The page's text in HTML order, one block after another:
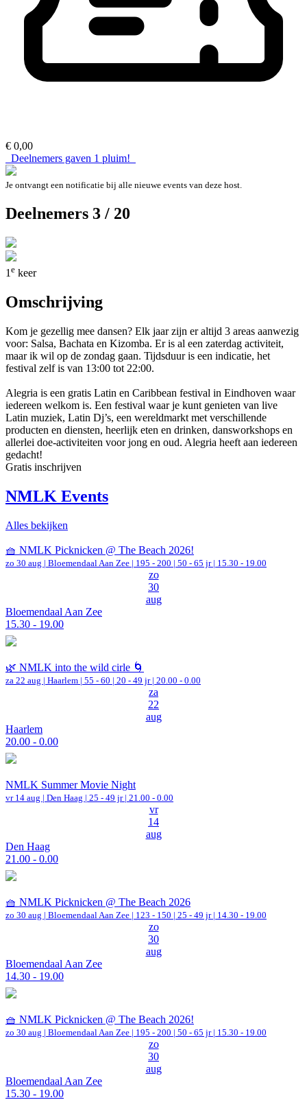
€ 0,00
Deelnemers gaven 1 pluim!
Je ontvangt een notificatie bij alle nieuwe events van deze host.
Deelnemers 3 / 20
1 e keer
Omschrijving
Kom je gezellig mee dansen? Elk jaar zijn er altijd 3 areas aanwezig
voor: Salsa, Bachata en Kizomba. Er is al een zaterdag activiteit,
maar ik wil op de zondag gaan. Tijdsduur is een indicatie, het
festival zelf is van 13:00 tot 22:00.
Alegria is een gratis Latin en Caribbean festival in Eindhoven waar
iedereen welkom is. Een festival waar je kunt genieten van live
Latin muziek, Latin Dj’s, een wereldmarkt met verschillende
producten en diensten, heerlijk eten en drinken, dansworkshops en
allerlei doe-activiteiten voor jong en oud. Alegria heeft aan iedereen
gedacht!
Gratis inschrijven
NMLK Events
Alles bekijken
🧺 NMLK Picknicken @ The Beach 2026!
zo 30 aug | Bloemendaal Aan Zee | 195 - 200 | 50 - 65 jr | 15.30 - 19.00
zo
30
aug
Bloemendaal Aan Zee
15.30 - 19.00
🌿 NMLK into the wild cirle 🌀
za 22 aug | Haarlem | 55 - 60 | 20 - 49 jr | 20.00 - 0.00
za
22
aug
Haarlem
20.00 - 0.00
NMLK Summer Movie Night
vr 14 aug | Den Haag | 25 - 49 jr | 21.00 - 0.00
vr
14
aug
Den Haag
21.00 - 0.00
🧺 NMLK Picknicken @ The Beach 2026
zo 30 aug | Bloemendaal Aan Zee | 123 - 150 | 25 - 49 jr | 14.30 - 19.00
zo
30
aug
Bloemendaal Aan Zee
14.30 - 19.00
🧺 NMLK Picknicken @ The Beach 2026!
zo 30 aug | Bloemendaal Aan Zee | 195 - 200 | 50 - 65 jr | 15.30 - 19.00
zo
30
aug
Bloemendaal Aan Zee
15.30 - 19.00